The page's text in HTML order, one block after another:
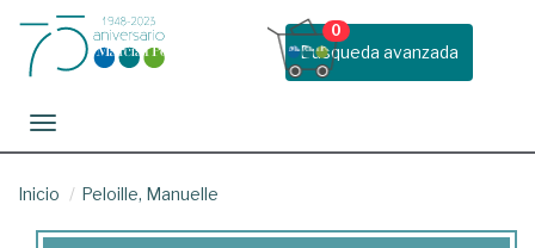
Busqueda avanzada
0
Toggle navigation
Inicio Peloille, Manuelle